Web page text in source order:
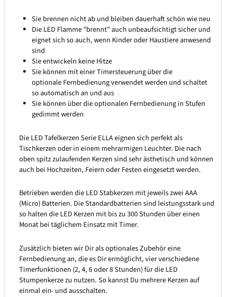
Sie brennen nicht ab und bleiben dauerhaft schön wie neu
Die LED Flamme "brennt" auch unbeaufsichtigt sicher und
eignet sich so auch, wenn Kinder oder Haustiere anwesend
sind
Sie entwickeln keine Hitze
Sie können mit einer Timersteuerung über die
optionale Fernbedienung verwendet werden und schaltet
so automatisch an und aus
Sie können über die optionalen Fernbedienung in Stufen
gedimmt werden
Die LED Tafelkerzen Serie ELLA eignen sich perfekt als
Tischkerzen oder in einem mehrarmigen Leuchter. Die nach
oben spitz zulaufenden Kerzen sind sehr ästhetisch und können
auch bei Hochzeiten, Feiern oder Festen eingesetzt werden.
Betrieben werden die LED Stabkerzen mit jeweils zwei AAA
(Micro) Batterien. Die Standardbatterien sind leistungsstark und
so halten die LED Kerzen mit bis zu 300 Stunden über einen
Monat bei täglichem Einsatz mit Timer.
Zusätzlich bieten wir Dir als optionales Zubehör eine
Fernbedienung an, die es Dir ermöglicht, vier verschiedene
Timerfunktionen (2, 4, 6 oder 8 Stunden) für die LED
Stumpenkerze zu nutzen. So kannst Du mehrere Kerzen auf
einmal ein- und ausschalten.